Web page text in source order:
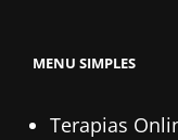
MENU SIMPLES
Terapias